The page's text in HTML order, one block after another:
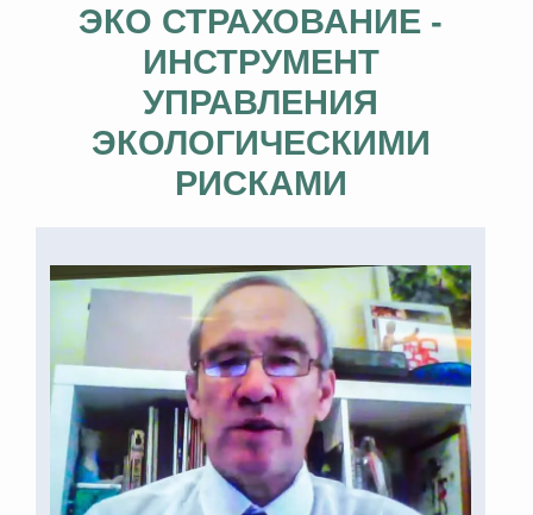
ЭКО СТРАХОВАНИЕ -
ИНСТРУМЕНТ
УПРАВЛЕНИЯ
ЭКОЛОГИЧЕСКИМИ
РИСКАМИ